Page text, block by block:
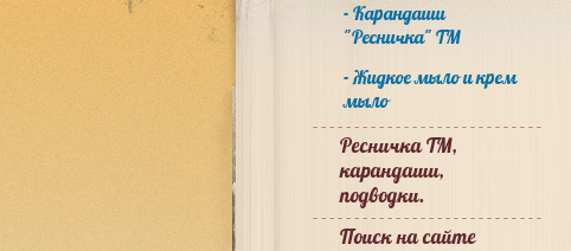
Карандаши
"Ресничка" ТМ
Жидкое мыло и крем
мыло
Ресничка ТМ,
карандаши,
подводки.
Поиск на сайте